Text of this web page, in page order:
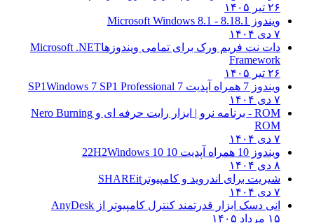
۲۶ تیر ۱۴۰۵
ویندوز 8.1
8.1 - Microsoft Windows 8.1
۷ دی ۱۴۰۴
دات نت فریم ورک برای تمامی ویندوزهاMicrosoft .NET
Framework
۲۶ تیر ۱۴۰۵
ویندوز 7 همراه آپدیت 7 SP1
Windows 7 SP1 Professional
۷ دی ۱۴۰۴
ROM - برنامه نرو | ابزار رایت حرفه ای و
Nero Burning
ROM
۷ دی ۱۴۰۴
ویندوز 10 همراه آپدیت 10 22H2
Windows 10
۸ دی ۱۴۰۴
شیریت برای اندروید و کامپیوتر SHAREit
۷ دی ۱۴۰۴
انی دسک ابزار قدرتمند کنترل کامپیوتر از AnyDesk
۱۵ مرداد ۱۴۰۵